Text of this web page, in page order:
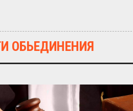
ОБЬЕДИНЕНИЯ